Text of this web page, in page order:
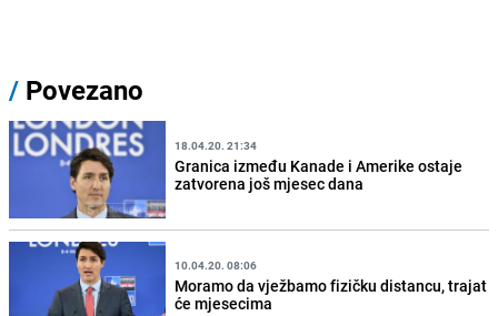
/ Povezano
18.04.20. 21:34
Granica između Kanade i Amerike ostaje
zatvorena još mjesec dana
10.04.20. 08:06
Moramo da vježbamo fizičku distancu, trajat
će mjesecima